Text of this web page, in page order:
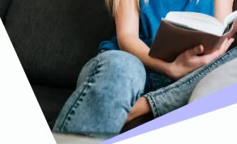
Wohnungsschutzbrief
Produktübersicht
Gewässerschadenhaftpflicht
Zur
Produktübersicht
Produktübersicht
Reisehaftpflichtversicherung
Reiserücktrittsversicherung
Zur
Produktübersicht
Produktübersicht
Produktübersicht
Montageversicherung
Produktübersicht
Gruppenunfall für
Betriebe
Gruppenunfall für
Vereine
Kunstversicherung
Ausstellungsversicherung
Valorenversicherung